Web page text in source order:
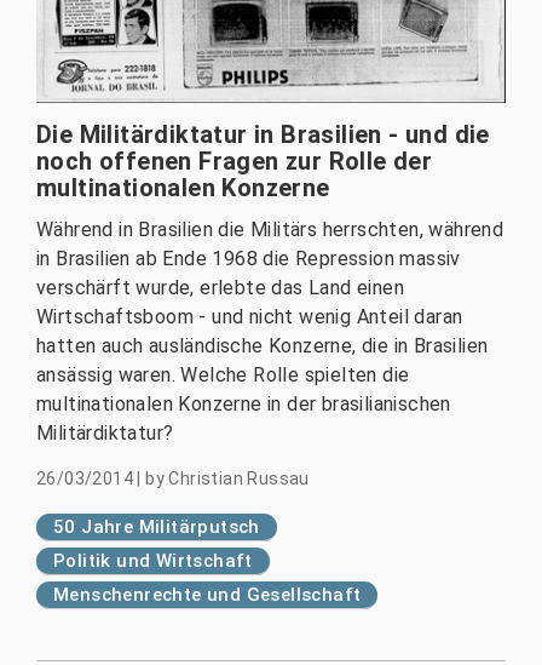
Die Militärdiktatur in Brasilien - und die
noch offenen Fragen zur Rolle der
multinationalen Konzerne
Während in Brasilien die Militärs herrschten, während
in Brasilien ab Ende 1968 die Repression massiv
verschärft wurde, erlebte das Land einen
Wirtschaftsboom - und nicht wenig Anteil daran
hatten auch ausländische Konzerne, die in Brasilien
ansässig waren. Welche Rolle spielten die
multinationalen Konzerne in der brasilianischen
Militärdiktatur?
26/03/2014 byChristian Russau
50 Jahre Militärputsch
Politik und Wirtschaft
Menschenrechte und Gesellschaft